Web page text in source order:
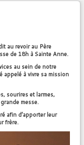
au revoir au Père
de 18h à Sainte Anne.
au sein de notre
appelé à vivre sa mission
sourires et larmes,
messe.
afin d’apporter leur
frère.